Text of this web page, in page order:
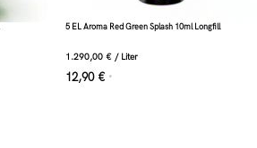
5 EL Aroma Red Green Splash 10ml Longfill
1.290,00 € / Liter
12,90 € *